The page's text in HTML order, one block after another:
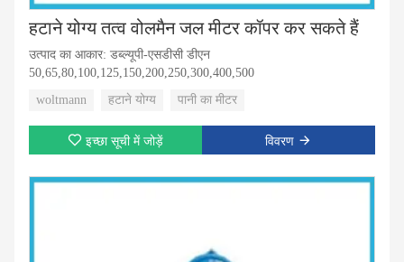
हटाने योग्य तत्व वोलमैन जल मीटर कॉपर कर सकते हैं
उत्पाद का आकार: डब्ल्यूपी-एसडीसी डीएन
50,65,80,100,125,150,200,250,300,400,500
woltmann
हटाने योग्य पानी का मीटर
इच्छा सूची में जोड़ें विवरण